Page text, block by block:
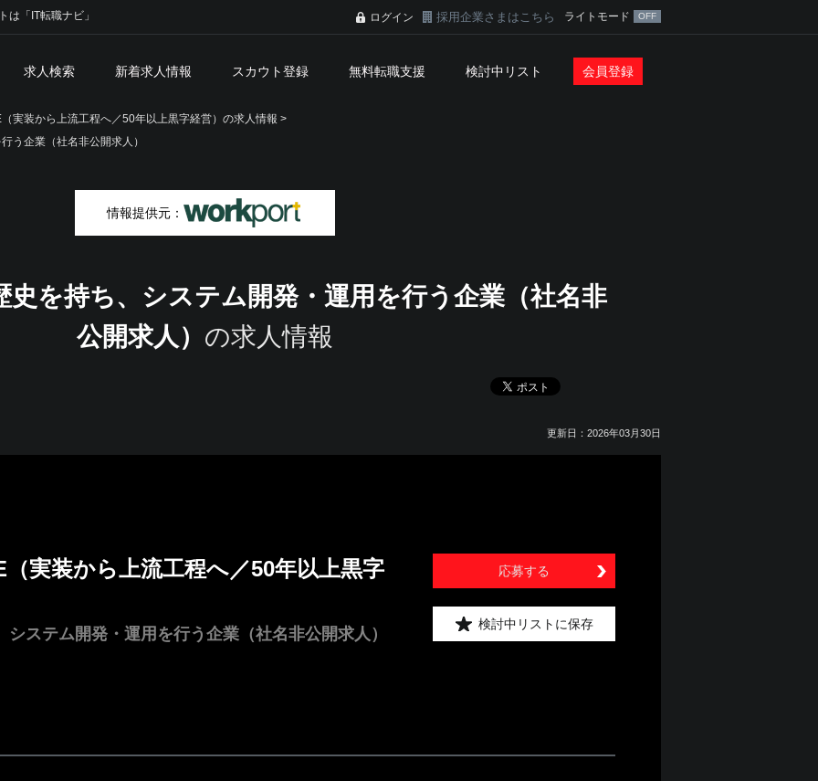
は「IT転職ナビ」 ログイン 採用企業さまはこちら ライトモード
求人検索 新着求人情報 スカウト登録 無料転職支援 検討中リスト 会員登録
実装から上流工程へ／50年以上黒字経営）の求人情報 >
う企業（社名非公開求人）
情報提供元：
史を持ち、システム開発・運用を行う企業（社名非
公開求人） の求人情報
更新日：2026年03月30日
実装から上流工程へ／50年以上黒字
ステム開発・運用を行う企業（社名非公開求人）
応募する
検討中リストに保存